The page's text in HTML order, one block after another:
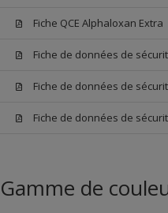
Fiche QCE Alphaloxan Extra
Fiche de données de
Fiche de données de
Fiche de données de
Gamme de